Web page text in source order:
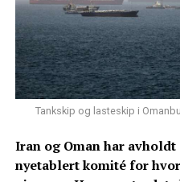
Tankskip og lasteskip i
Iran og Oman har
nyetablert komité for